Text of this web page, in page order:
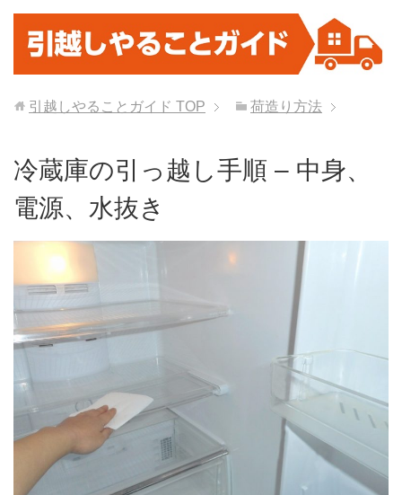
引越しやることガイド TOP 荷造り方法
冷蔵庫の引っ越し手順 – 中身、
電源、水抜き